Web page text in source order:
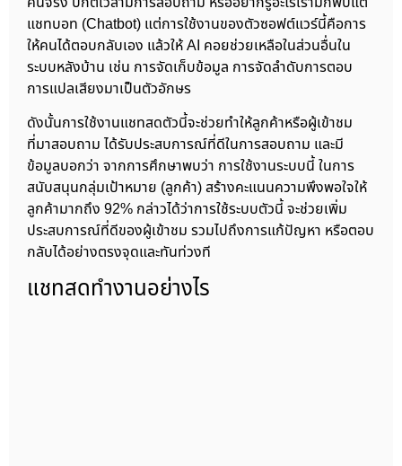
แชทบอท (Chatbot) แต่การใช้งานของตัวซอฟต์แวร์นี้คือการ
ให้คนได้ตอบกลับเอง แล้วให้ AI คอยช่วยเหลือในส่วนอื่นใน
ระบบหลังบ้าน เช่น การจัดเก็บข้อมูล การจัดลำดับการตอบ
การแปลเสียงมาเป็นตัวอักษร
ดังนั้นการใช้งานแชทสดตัวนี้จะช่วยทำให้ลูกค้าหรือผู้เข้าชม
ที่มาสอบถาม ได้รับประสบการณ์ที่ดีในการสอบถาม และมี
ข้อมูลบอกว่า จากการศึกษาพบว่า การใช้งานระบบนี้ ในการ
สนับสนุนกลุ่มเป้าหมาย (ลูกค้า) สร้างคะแนนความพึงพอใจให้
ลูกค้ามากถึง 92% กล่าวได้ว่าการใช้ระบบตัวนี้ จะช่วยเพิ่ม
ประสบการณ์ที่ดีของผู้เข้าชม รวมไปถึงการแก้ปัญหา หรือตอบ
กลับได้อย่างตรงจุดและทันท่วงที
แชทสดทำงานอย่างไร